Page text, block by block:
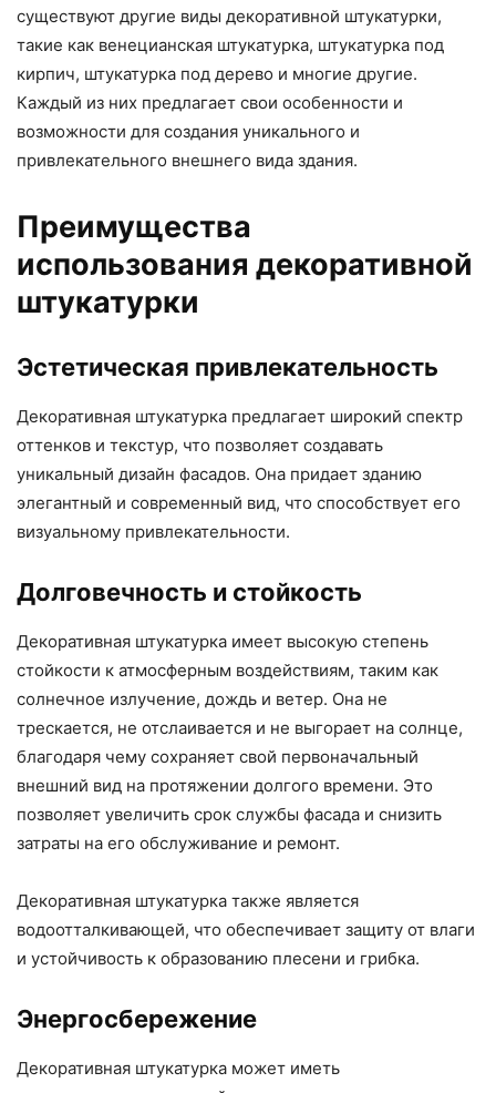
существуют другие виды декоративной штукатурки,
такие как венецианская штукатурка, штукатурка под
кирпич, штукатурка под дерево и многие другие.
Каждый из них предлагает свои особенности и
возможности для создания уникального и
привлекательного внешнего вида здания.
Преимущества
использования декоративной
штукатурки
Эстетическая привлекательность
Декоративная штукатурка предлагает широкий спектр
оттенков и текстур, что позволяет создавать
уникальный дизайн фасадов. Она придает зданию
элегантный и современный вид, что способствует его
визуальному привлекательности.
Долговечность и стойкость
Декоративная штукатурка имеет высокую степень
стойкости к атмосферным воздействиям, таким как
солнечное излучение, дождь и ветер. Она не
трескается, не отслаивается и не выгорает на солнце,
благодаря чему сохраняет свой первоначальный
внешний вид на протяжении долгого времени. Это
позволяет увеличить срок службы фасада и снизить
затраты на его обслуживание и ремонт.
Декоративная штукатурка также является
водоотталкивающей, что обеспечивает защиту от влаги
и устойчивость к образованию плесени и грибка.
Энергосбережение
Декоративная штукатурка может иметь